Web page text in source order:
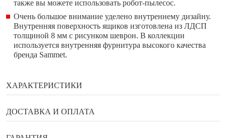
также вы можете использовать робот-пылесос.
Очень большое внимание уделено внутреннему дизайну.
Внутренняя поверхность ящиков изготовлена из ЛДСП
толщиной 8 мм с рисунком шеврон. В коллекции
используется внутренняя фурнитура высокого качества
бренда Sammet.
ХАРАКТЕРИСТИКИ
Бренд
ДОСТАВКА И ОПЛАТА